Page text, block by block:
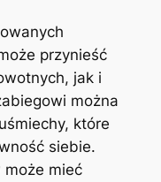
przynieść
jak i
można
które
siebie.
mieć⁢